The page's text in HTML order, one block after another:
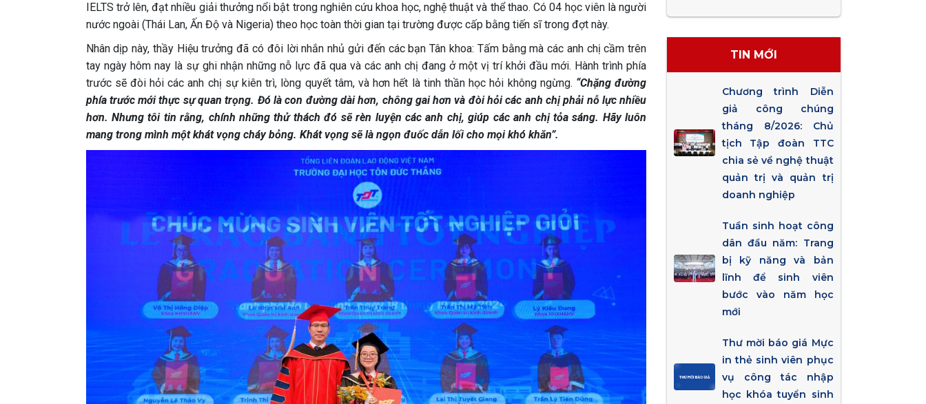
IELTS trở lên, đạt nhiều giải thưởng nổi bật trong nghiên cứu khoa học, nghệ thuật và thể thao. Có 04 học viên là người
nước ngoài (Thái Lan, Ấn Độ và Nigeria) theo học toàn thời gian tại trường được cấp bằng tiến sĩ trong đợt này.
Nhân dịp này, thầy Hiệu trưởng đã có đôi lời nhắn nhủ gửi đến các bạn Tân khoa: Tấm bằng mà các anh chị cầm trên
tay ngày hôm nay là sự ghi nhận những nỗ lực đã qua và các anh chị đang ở một vị trí khởi đầu mới. Hành trình phía
trước sẽ đòi hỏi các anh chị sự kiên trì, lòng quyết tâm, và hơn hết là tinh thần học hỏi không ngừng. “Chặng đường
phía trước mới thực sự quan trọng. Đó là con đường dài hơn, chông gai hơn và đòi hỏi các anh chị phải nỗ lực nhiều
hơn. Nhưng tôi tin rằng, chính những thử thách đó sẽ rèn luyện các anh chị, giúp các anh chị tỏa sáng. Hãy luôn
mang trong mình một khát vọng cháy bỏng. Khát vọng sẽ là ngọn đuốc dẫn lối cho mọi khó khăn”.
TIN MỚI
Chương trình Diễn
giả công chúng
tháng 8/2026: Chủ
tịch Tập đoàn TTC
chia sẻ về nghệ thuật
quản trị và quản trị
doanh nghiệp
Tuần sinh hoạt công
dân đầu năm: Trang
bị kỹ năng và bản
lĩnh để sinh viên
bước vào năm học
mới
Thư mời báo giá Mực
in thẻ sinh viên phục
vụ công tác nhập
học khóa tuyển sinh